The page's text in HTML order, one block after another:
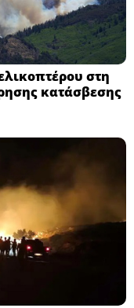
στη
κατάσβεσης